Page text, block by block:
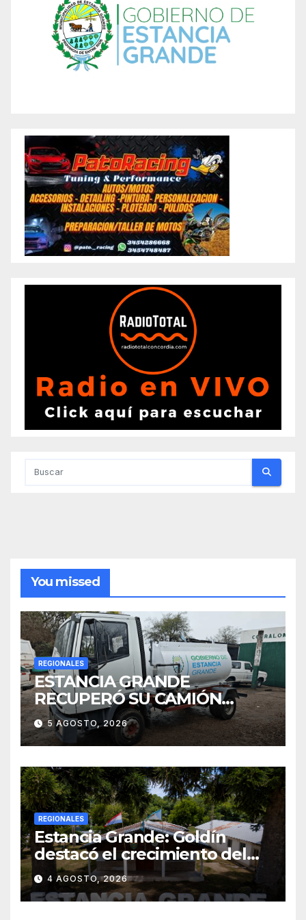
You missed
REGIONALES
ESTANCIA GRANDE
RECUPERÓ SU CAMIÓN
ATMOSFÉRICO Y MEJORARÁ
EL SERVICIO DE
SANEAMIENTO PARA LOS
VECINOS
5 AGOSTO, 2026
REGIONALES
Estancia Grande: Goldín
destacó el crecimiento del
municipio, anunció nuevas
obras y defendió su gestión
frente a las críticas
4 AGOSTO, 2026